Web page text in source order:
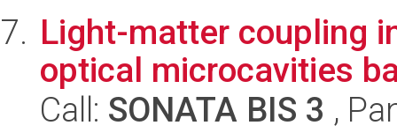
Light-matter coupling
optical microcavities
Call: SONATA BIS 3 ,